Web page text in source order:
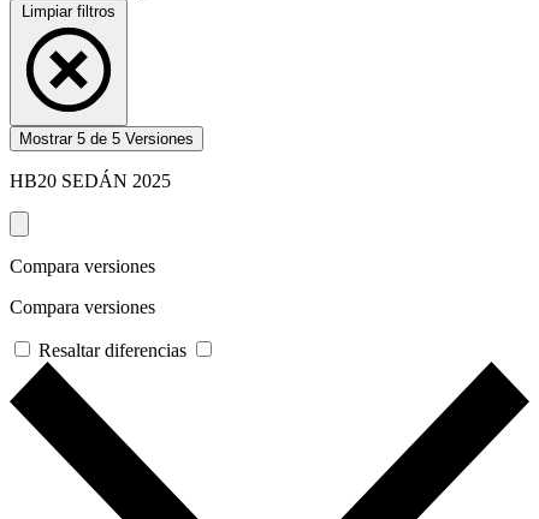
Limpiar filtros
Mostrar 5 de 5 Versiones
HB20 SEDÁN 2025
Compara versiones
Compara versiones
Resaltar diferencias